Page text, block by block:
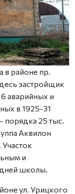
в районе пр.
застройщик
аварийных и
в 1925-31
порядка 25 тыс.
Аквилон
и
школы.
ул. Урицкого